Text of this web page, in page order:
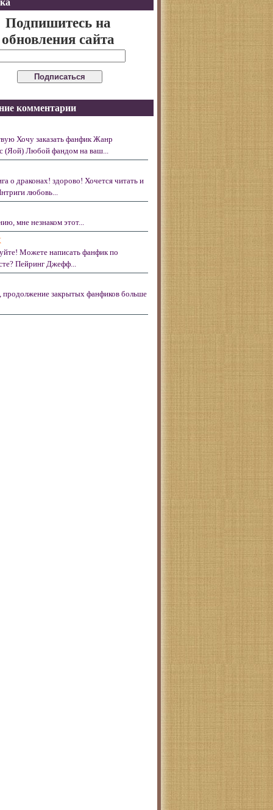
Подпишитесь на
обновления сайта
комментарии
Хочу заказать фанфик Жанр
(Яой) Любой фандом на ваш...
о драконах! здорово! Хочется читать и
любовь...
мне незнаком этот...
Можете написать фанфик по
Пейринг Джефф...
продолжение закрытых фанфиков больше